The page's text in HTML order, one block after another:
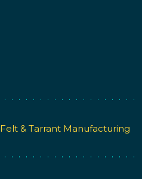
Felt & Tarrant Manufacturing